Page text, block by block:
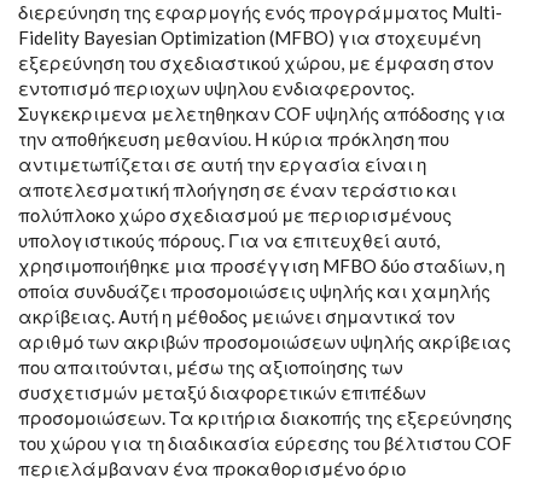
διερεύνηση της εφαρμογής ενός προγράμματος Multi-
Fidelity Bayesian Optimization (MFBO) για στοχευμένη
εξερεύνηση του σχεδιαστικού χώρου, με έμφαση στον
εντοπισμό περιοχων υψηλου ενδιαφεροντος.
Συγκεκριμενα μελετηθηκαν COF υψηλής απόδοσης για
την αποθήκευση μεθανίου. Η κύρια πρόκληση που
αντιμετωπίζεται σε αυτή την εργασία είναι η
αποτελεσματική πλοήγηση σε έναν τεράστιο και
πολύπλοκο χώρο σχεδιασμού με περιορισμένους
υπολογιστικούς πόρους. Για να επιτευχθεί αυτό,
χρησιμοποιήθηκε μια προσέγγιση MFBO δύο σταδίων, η
οποία συνδυάζει προσομοιώσεις υψηλής και χαμηλής
ακρίβειας. Αυτή η μέθοδος μειώνει σημαντικά τον
αριθμό των ακριβών προσομοιώσεων υψηλής ακρίβειας
που απαιτούνται, μέσω της αξιοποίησης των
συσχετισμών μεταξύ διαφορετικών επιπέδων
προσομοιώσεων. Τα κριτήρια διακοπής της εξερεύνησης
του χώρου για τη διαδικασία εύρεσης του βέλτιστου COF
περιελάμβαναν ένα προκαθορισμένο όριο